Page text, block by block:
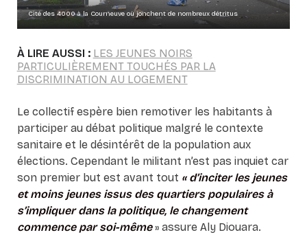
Cité des 4000 à la Courneuve où jonchent de nombreux détritus
À LIRE AUSSI : LES JEUNES NOIRS
PARTICULIÈREMENT TOUCHÉS PAR LA
DISCRIMINATION AU LOGEMENT
Le collectif espère bien remotiver les habitants à
participer au débat politique malgré le contexte
sanitaire et le désintérêt de la population aux
élections. Cependant le militant n’est pas inquiet car
son premier but est avant tout « d’inciter les jeunes
et moins jeunes issus des quartiers populaires à
s’impliquer dans la politique, le changement
commence par soi-même» assure Aly Diouara.